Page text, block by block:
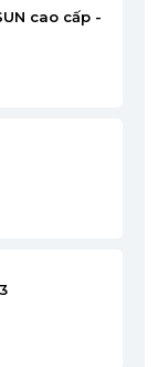
cao cấp -